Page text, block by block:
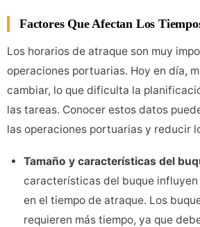
Factores Que Afectan Los
Los horarios de atraque son muy
operaciones portuarias. Hoy en día,
cambiar, lo que dificulta la
las tareas. Conocer estos datos
las operaciones portuarias y reducir
Tamaño y características del
características del buque
en el tiempo de atraque. Los
requieren más tiempo, ya que